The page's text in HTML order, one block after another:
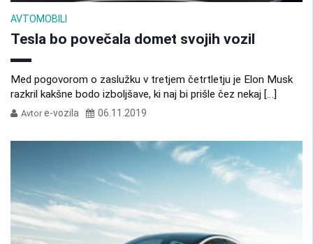
AVTOMOBILI
Tesla bo povečala domet svojih vozil
Med pogovorom o zaslužku v tretjem četrtletju je Elon Musk
razkril kakšne bodo izboljšave, ki naj bi prišle čez nekaj […]
Avtor e-vozila 06.11.2019